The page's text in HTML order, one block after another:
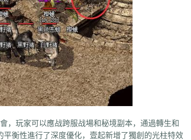
玩家可以應战跨服战場和秘境副本，通過轉生和
進行了深度優化，壹起新增了獨創的光柱特效